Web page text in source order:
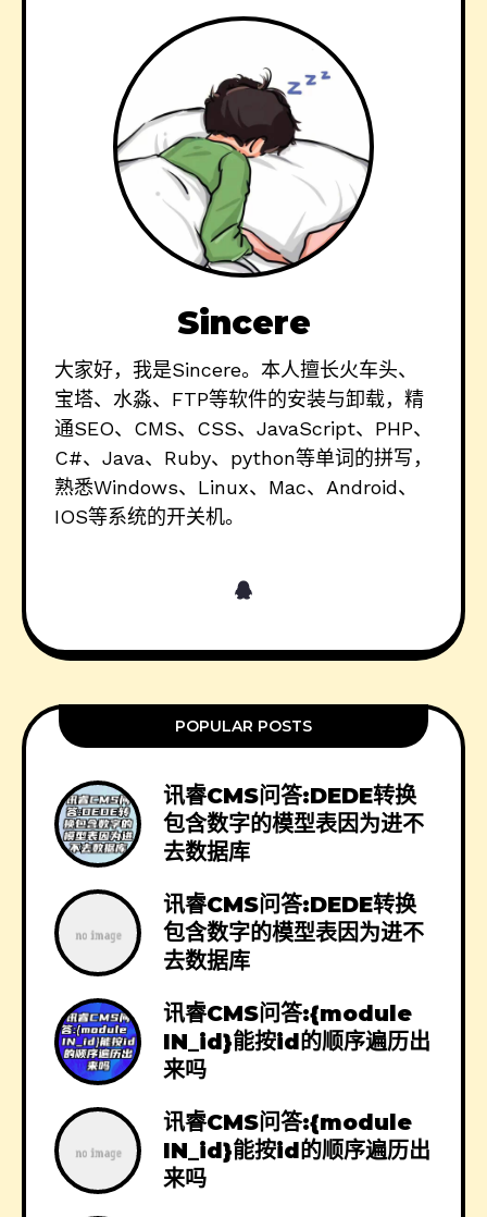
Sincere
大家好，我是Sincere。本人擅长火车头、
宝塔、水淼、FTP等软件的安装与卸载，精
通SEO、CMS、CSS、JavaScript、PHP、
C#、Java、Ruby、python等单词的拼写，
熟悉Windows、Linux、Mac、Android、
IOS等系统的开关机。
POPULAR POSTS
讯睿CMS问答:DEDE转换
包含数字的模型表因为进不
去数据库
讯睿CMS问答:DEDE转换
包含数字的模型表因为进不
去数据库
讯睿CMS问答:{module
IN_id}能按id的顺序遍历出
来吗
讯睿CMS问答:{module
IN_id}能按id的顺序遍历出
来吗